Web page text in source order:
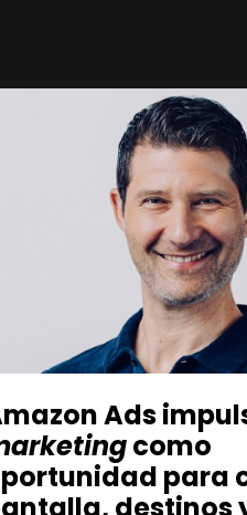
Ads
como
para
destinos